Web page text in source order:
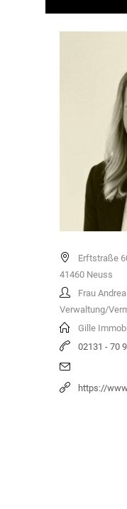
Erftstraße
41460 Neuss
Frau
Verwaltung/
Gille
02131 - 70
https://